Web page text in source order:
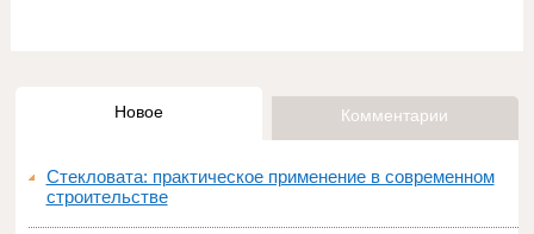
Новое Комментарии
Стекловата: практическое применение в современном
строительстве